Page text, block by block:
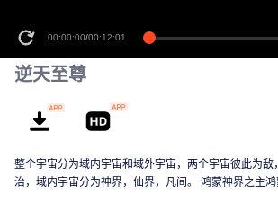
00:00:00/00:12:01
逆天至尊
整个宇宙分为域内宇宙和域外宇宙，两个宇宙彼此为敌
治，域内宇宙分为神界，仙界，凡间。 鸿蒙神界之主